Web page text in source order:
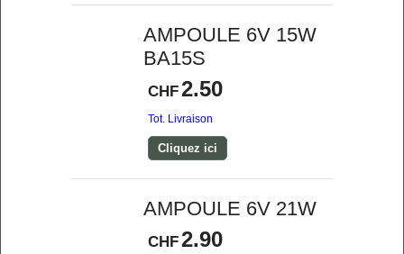
AMPOULE 6V 15W
BA15S
CHF2.50
Tot. Livraison
Cliquez ici
AMPOULE 6V 21W
CHF2.90